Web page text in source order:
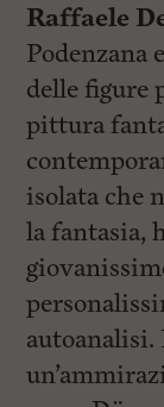
Raffaele
Podenzana
delle figure
pittura
isolata che
la fantasia,
autoanalisi.